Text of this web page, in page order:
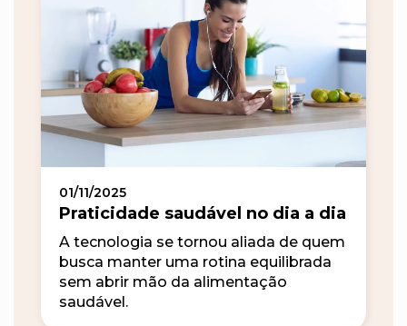
01/11/2025
Praticidade saudável no dia a dia
A tecnologia se tornou aliada de quem
busca manter uma rotina equilibrada
sem abrir mão da alimentação